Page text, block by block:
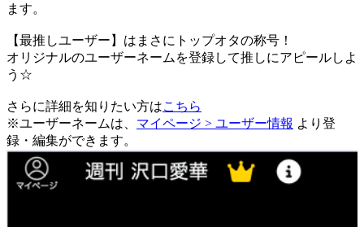
ます。
【最推しユーザー】はまさにトップオタの称号！
オリジナルのユーザーネームを登録して推しにアピールしよ
う☆
さらに詳細を知りたい方はこちら
※ユーザーネームは、 マイページ > ユーザー情報 より登
録・編集ができます。